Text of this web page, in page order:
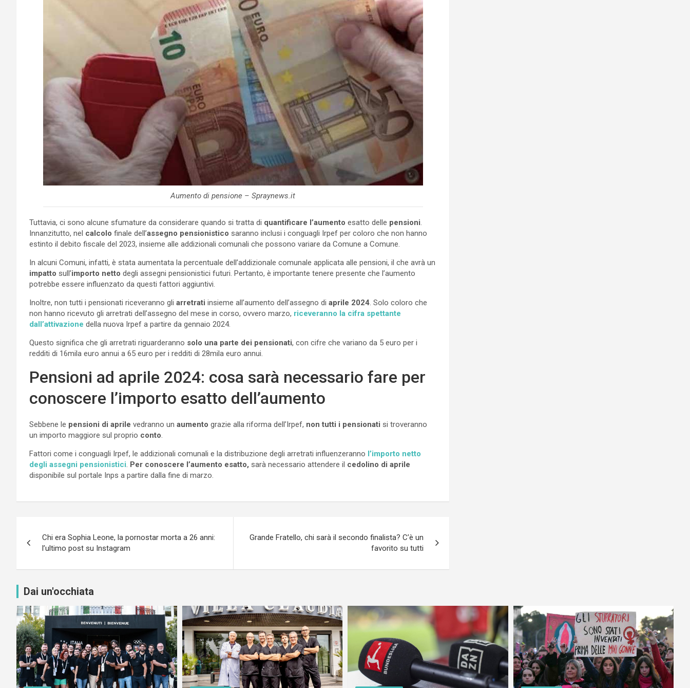
Aumento di pensione – Spraynews.it
Tuttavia, ci sono alcune sfumature da considerare quando si tratta di quantificare l’aumento esatto delle pensioni
Innanzitutto, nel calcolo finale dell’assegno pensionistico saranno inclusi i conguagli Irpef per coloro che non hanno
estinto il debito fiscale del 2023, insieme alle addizionali comunali che possono variare da Comune a Comune.
In alcuni Comuni, infatti, è stata aumentata la percentuale dell’addizionale comunale applicata alle pensioni, il che avrà un
impatto sull’importo netto degli assegni pensionistici futuri. Pertanto, è importante tenere presente che l’aumento
potrebbe essere influenzato da questi fattori aggiuntivi.
Inoltre, non tutti i pensionati riceveranno gli arretrati insieme all’aumento dell’assegno di aprile 2024 . Solo coloro che
non hanno ricevuto gli arretrati dell’assegno del mese in corso, ovvero marzo, riceveranno la cifra spettante
dall’attivazione della nuova Irpef a partire da gennaio 2024.
Questo significa che gli arretrati riguarderanno solo una parte dei pensionati, con cifre che variano da 5 euro per i
redditi di 16mila euro annui a 65 euro per i redditi di 28mila euro annui.
Pensioni ad aprile 2024: cosa sarà necessario fare per
conoscere l’importo esatto dell’aumento
Sebbene le pensioni di aprile vedranno un aumento grazie alla riforma dell’Irpef, non tutti i pensionati si troveranno
un importo maggiore sul proprio conto
Fattori come i conguagli Irpef, le addizionali comunali e la distribuzione degli arretrati influenzeranno l’importo netto
degli assegni pensionistici Per conoscere l’aumento esatto, sarà necessario attendere il cedolino di aprile
disponibile sul portale Inps a partire dalla fine di marzo.
articoli
Chi era Sophia Leone, la pornostar morta a 26 anni:
l’ultimo post su Instagram
Grande Fratello, chi sarà il secondo finalista? C’è un
favorito su tutti
Dai un'occhiata